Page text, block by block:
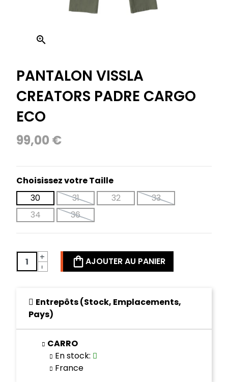

PANTALON VISSLA
CREATORS PADRE CARGO
ECO
99,00 €
Choisissez votre Taille
30
31 32
33
34
36
-
+ AJOUTER AU PANIER
Entrepôts (Stock, Emplacements,
Pays)
CARRO
En stock:
France